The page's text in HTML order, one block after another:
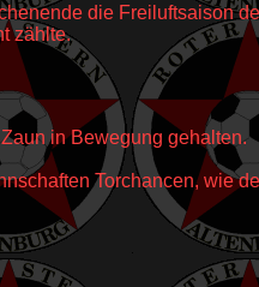
die Freiluftsaison
zählte.
in Bewegung gehalten.
Torchancen, wie